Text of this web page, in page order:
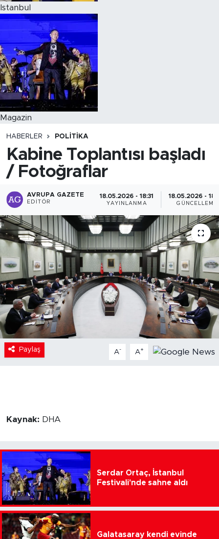
Istanbul
Magazin
HABERLER POLITIKA
Kabine Toplantısı başladı
/ Fotoğraflar
AVRUPA GAZETE
EDITÖR
18.05.2026 - 18:31
YAYINLANMA
18.05.2026 -
GÜNCELLEME
Paylaş A- A+
Kaynak: DHA
Serdar Ortaç, İstanbul
Festivali'nde sahne aldı
Galatasaray kendi evinde